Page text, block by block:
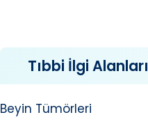
Tıbbi İlgi Alanları
Beyin Tümörleri